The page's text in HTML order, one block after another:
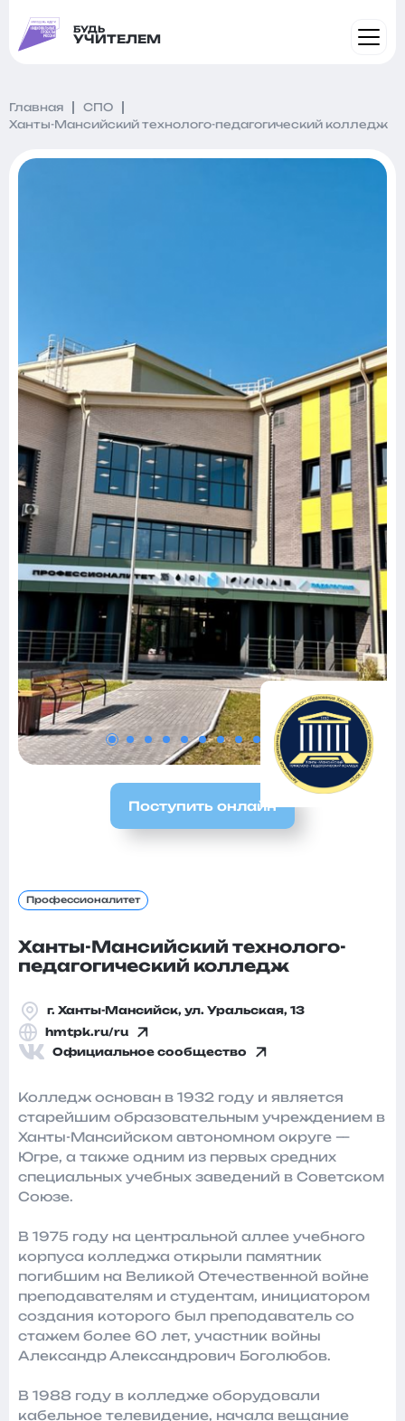
БУДЬ
УЧИТЕЛЕМ
Главная
СПО
Ханты-Мансийский технолого-педагогический колледж
Поступить онлайн
Профессионалитет
Ханты-Мансийский технолого-
педагогический колледж
г. Ханты-Мансийск, ул. Уральская, 13
hmtpk.ru/ru
Официальное сообщество
Колледж основан в 1932 году и является
старейшим образовательным учреждением в
Ханты-Мансийском автономном округе —
Югре, а также одним из первых средних
специальных учебных заведений в Советском
Союзе.
В 1975 году на центральной аллее учебного
корпуса колледжа открыли памятник
погибшим на Великой Отечественной войне
преподавателям и студентам, инициатором
создания которого был преподаватель со
стажем более 60 лет, участник войны
Александр Александрович Боголюбов.
В 1988 году в колледже оборудовали
кабельное телевидение, начала вещание